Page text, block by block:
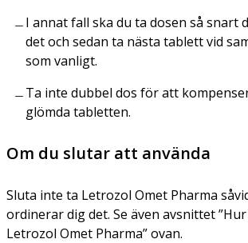
I annat fall ska du ta dosen så snart
det och sedan ta nästa tablett vid
som vanligt.
Ta inte dubbel dos för att
glömda tabletten.
Om du slutar att använda
Sluta inte ta Letrozol Omet Pharma
ordinerar dig det. Se även avsnittet
Letrozol Omet Pharma” ovan.